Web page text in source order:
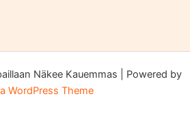
Näkee Kauemmas | Powered by
WordPress Theme